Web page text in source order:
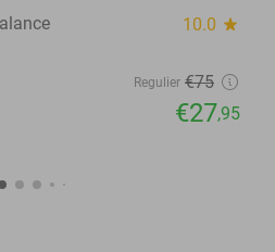
10.0 star
Regulier €75
€27,95